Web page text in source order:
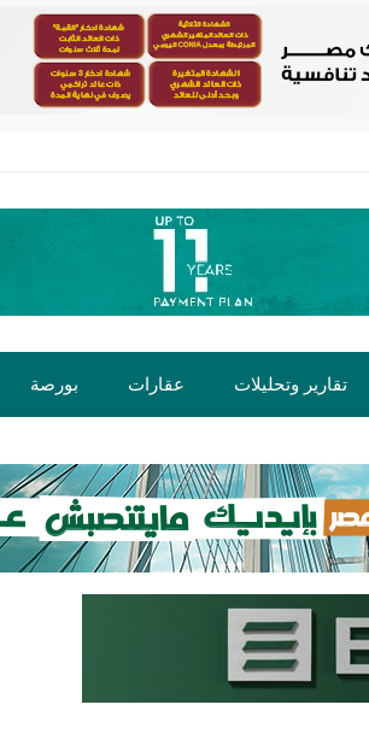
تقارير وتحليلات عقارات بورصة